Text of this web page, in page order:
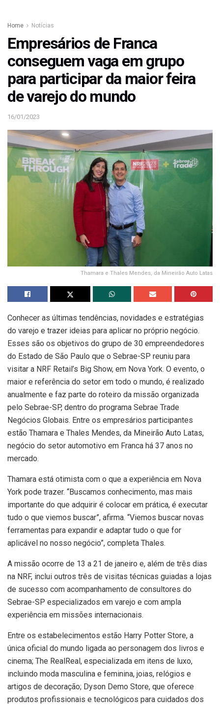
Home Notícias
Empresários de Franca
conseguem vaga em grupo
para participar da maior feira
de varejo do mundo
16/01/2023
Thamara e Thales Mendes, da Mineirão Auto Latas
Conhecer as últimas tendências, novidades e estratégias
do varejo e trazer ideias para aplicar no próprio negócio.
Esses são os objetivos do grupo de 30 empreendedores
do Estado de São Paulo que o Sebrae-SP reuniu para
visitar a NRF Retail’s Big Show, em Nova York. O evento, o
maior e referência do setor em todo o mundo, é realizado
anualmente e faz parte do roteiro da missão organizada
pelo Sebrae-SP, dentro do programa Sebrae Trade
Negócios Globais. Entre os empresários participantes
estão Thamara e Thales Mendes, da Mineirão Auto Latas,
negócio do setor automotivo em Franca há 37 anos no
mercado.
Thamara está otimista com o que a experiência em Nova
York pode trazer. “Buscamos conhecimento, mas mais
importante do que adquirir é colocar em prática, é executar
tudo o que viemos buscar”, afirma. “Viemos buscar novas
ferramentas para expandir e adaptar tudo o que for
aplicável no nosso negócio”, completa Thales.
A missão ocorre de 13 a 21 de janeiro e, além de três dias
na NRF, inclui outros três de visitas técnicas guiadas a lojas
de sucesso com acompanhamento de consultores do
Sebrae-SP especializados em varejo e com ampla
experiência em missões internacionais.
Entre os estabelecimentos estão Harry Potter Store, a
única oficial do mundo ligada ao personagem dos livros e
cinema; The RealReal, especializada em itens de luxo,
incluindo moda masculina e feminina, joias, relógios e
artigos de decoração; Dyson Demo Store, que oferece
produtos profissionais e tecnológicos para cuidados dos